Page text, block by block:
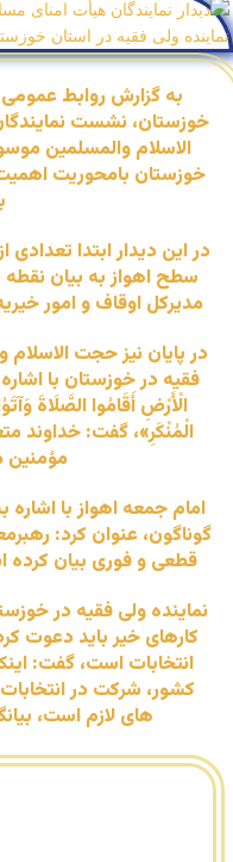
به گزارش روابط عمومی
خوزستان، نشست
الاسلام والمسلمین
خوزستان بامحوریت
در این دیدار ابتدا
سطح اهواز به بیان نقطه
مدیرکل اوقاف و امور
در پایان نیز حجت
فقیه در خوزستان با
الْأَرْضِ أَقَامُوا الصَّلَاةَ
امام جمعه اهواز با
گوناگون، عنوان کرد:
قطعی و فوری بیان کرده
نماینده ولی فقیه در
کارهای خیر باید دعوت
انتخابات است، گفت:
کشور، شرکت در
های لازم است،